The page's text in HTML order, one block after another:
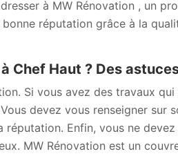
à MW Rénovation , un
réputation grâce à la
Chef Haut ? Des
Si vous avez des travaux qui
devez vous renseigner sur
réputation. Enfin, vous ne
MW Rénovation est un